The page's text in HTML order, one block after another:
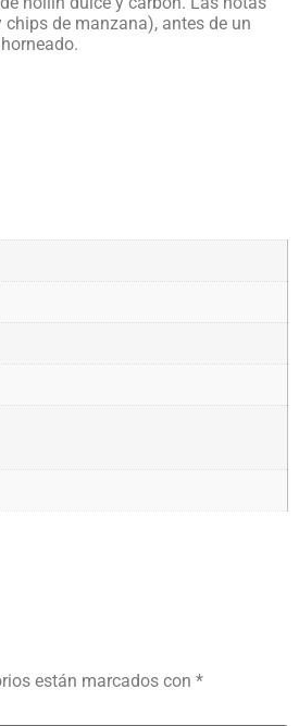
de manzana), antes de un
están marcados con *